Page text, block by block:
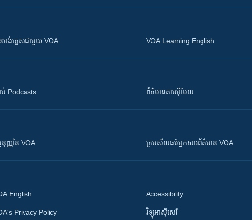
អង់គ្លេស​​ជាមួយ VOA VOA Learning English
ប់ Podcasts ព័ត៌មាន​តាម​អ៊ីមែល
នុញ្ញ​នៃ VOA ក្រម​​​សីលធម៌​​​អ្នក​​​សារព័ត៌មាន VOA
English
Privacy Policy
Accessibility
វិទ្យុ​អាស៊ី​សេរី